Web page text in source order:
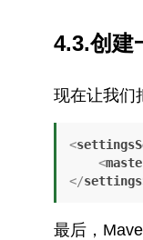
4.3.创建
现在让我们
<
<
</
最后，